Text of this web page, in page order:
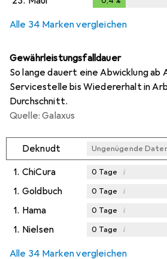
Alle 34 Marken vergleichen
Gewährleistungsfalldauer
So lange dauert eine Abwicklung
Servicestelle bis Wiedererhalt in
Durchschnitt.
Quelle: Galaxus
Deknudt Ungenügende
1. ChiCura 0 Tage i
1. Goldbuch 0 Tage i
1. Hama 0 Tage i
1. Nielsen 0 Tage i
Alle 34 Marken vergleichen